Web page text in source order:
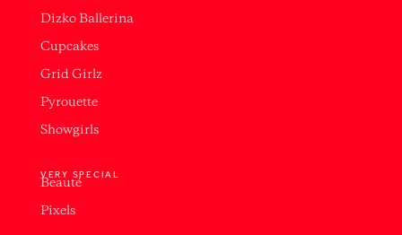
Dizko Ballerina
Cupcakes
Grid Girlz
Pyrouette
Showgirls
VERY SPECIAL
Beauté
Pixels